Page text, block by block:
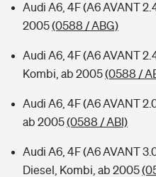
Audi A6, 4F (A6 AVANT
2005(0588 / ABG)
Audi A6, 4F (A6 AVANT
Kombi, ab 2005(0588 /
Audi A6, 4F (A6 AVANT
ab 2005(0588 / ABI)
Audi A6, 4F (A6 AVANT
Diesel, Kombi, ab 2005